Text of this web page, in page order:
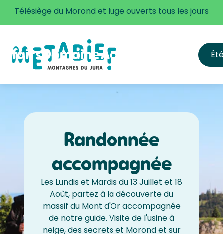
Télésiège du Morond et luge ouverts tous les jours
DomaineActivités Été
Randonnée
accompagnée
Les Lundis et Mardis du 13 Juillet et 18
Août, partez à la découverte du
massif du Mont d'Or accompagnée
de notre guide. Visite de l'usine à
neige, des secrets et Morond et sur